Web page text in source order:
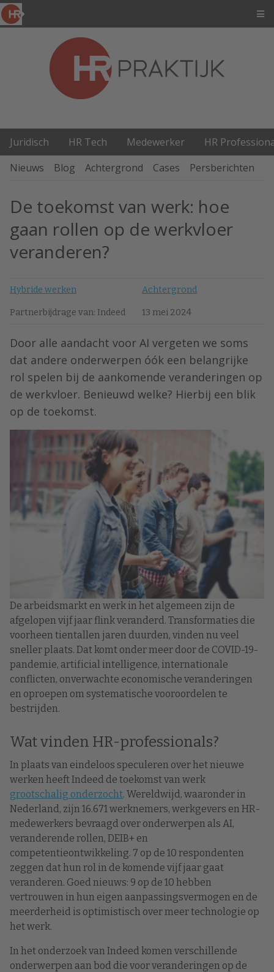
Juridisch HR Tech Medewerker
HR
Nieuws
Blog Achtergrond Cases Persberichten
De toekomst van werk: hoe
gaan rollen op de werkvloer
veranderen?
Hybride werken Achtergrond
Partnerbijdrage van: Indeed 13 mei 2024
Door alle aandacht voor AI vergeten we soms
dat andere onderwerpen óók een belangrijke
rol spelen bij de aankomende veranderingen op
de werkvloer. Benieuwd welke? Hierbij een blik
op de toekomst.
De arbeidsmarkt en werk in het algemeen zijn de
afgelopen vijf jaar flink veranderd. Transformaties die
voorheen tientallen jaren duurden, vinden nu veel
sneller plaats. Dat komt onder meer door de COVID-19-
pandemie, artificial intelligence, internationale
conflicten, onverwachte economische veranderingen
en oproepen om systematische vooroordelen te
bestrijden.
Wat vinden HR-professionals?
In plaats van eindeloos speculeren over het nieuwe
werken heeft Indeed de toekomst van werk
grootschalig onderzocht. Wereldwijd, waaronder in
Nederland, zijn 16.671 werknemers, werkgevers en HR-
medewerkers bevraagd over onderwerpen als AI,
veranderende rollen, DEIB+ en
competentieontwikkeling. 7 op de 10 respondenten
zeggen dat hun rol in de komende vijf jaar gaat
veranderen. Goed nieuws: 9 op de 10 hebben
vertrouwen in hun eigen aanpassingsvermogen en de
meerderheid is optimistisch over meer technologie op
het werk.
In het onderzoek van Indeed komen verschillende
onderwerpen aan bod die voor veranderingen op de